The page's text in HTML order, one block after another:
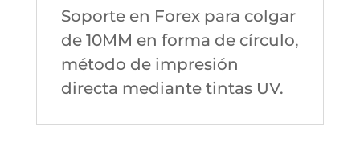
Soporte en Forex para colgar
de 10MM en forma de círculo,
método de impresión
directa mediante tintas UV.